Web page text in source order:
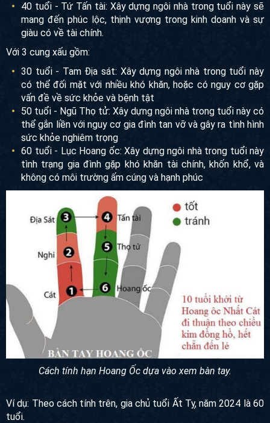
40 tuổi - Tứ Tấn tài: Xây dựng ngôi nhà trong tuổi này sẽ
mang đến phúc lộc, thịnh vượng trong kinh doanh và sự
giàu có về tài chính.
Với 3 cung xấu gồm:
30 tuổi - Tam Địa sát: Xây dựng ngôi nhà trong tuổi này
có thể đối mặt với nhiều khó khăn, hoặc có nguy cơ gặp
vấn đề về sức khỏe và bệnh tật
50 tuổi - Ngũ Thọ tử: Xây dựng ngôi nhà trong tuổi này có
thể gắn liền với nguy cơ gia đình tan vỡ và gây ra tình hình
sức khỏe nghiêm trọng
60 tuổi - Lục Hoang ốc: Xây dựng ngôi nhà trong tuổi này
tình trạng gia đình gặp khó khăn tài chính, khốn khổ, và
không có môi trường ấm cúng và hạnh phúc
Cách tính hạn Hoang Ốc dựa vào xem bàn tay.
Ví dụ: Theo cách tính trên, gia chủ tuổi Ất Tỵ, năm 2024 là 60
tuổi.